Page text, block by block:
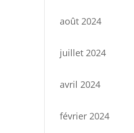
août 2024
juillet 2024
avril 2024
février 2024